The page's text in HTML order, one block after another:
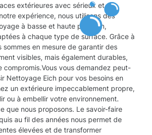
extérieures avec sérieux et
expérience, nous utilisons des
à basse et haute pression,
à chaque type de surface. Grâce à
sommes en mesure de garantir des
visibles, mais également durables,
compromis.Vous vous demandez peut-
Nettoyage Eich pour vos besoins en
un extérieure impeccablement propre,
ou à embellir votre environnement.
que nous proposons. Le savoir-faire
au fil des années nous permet de
élevées et de transformer